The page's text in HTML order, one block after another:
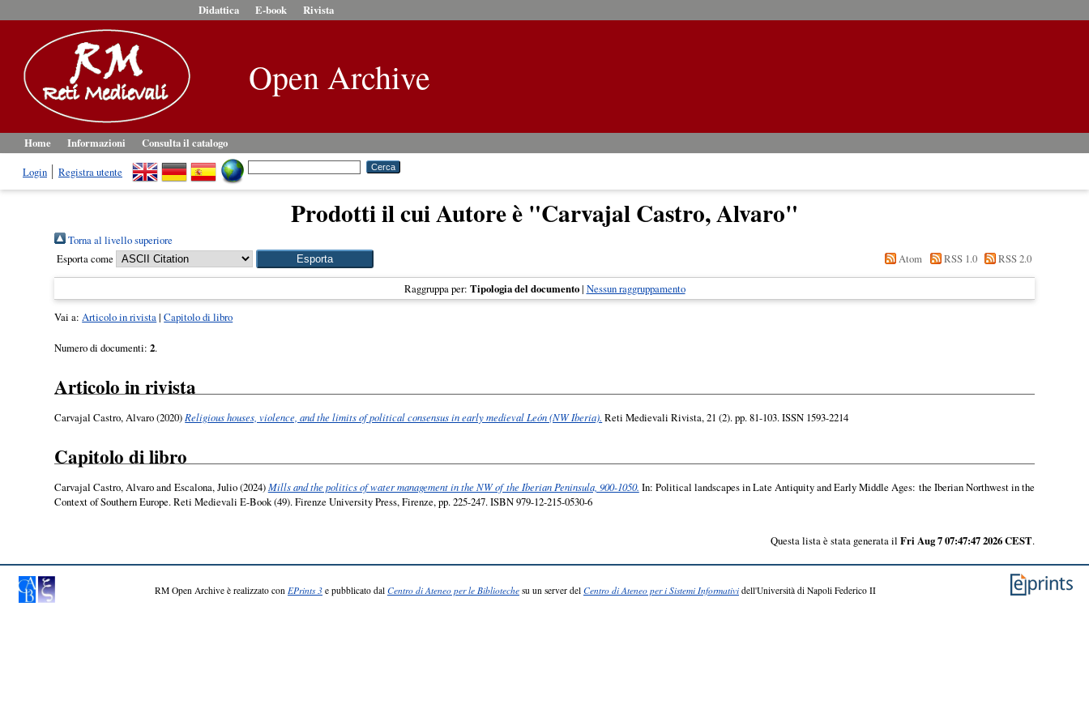
Didattica E-book Rivista
Open Archive
Home Informazioni
Consulta il catalogo
Login
Registra utente
Prodotti il cui Autore è "Carvajal Castro, Alvaro"
Torna al livello superiore
Esporta come
Atom RSS 1.0 RSS 2.0
Raggruppa per: Tipologia del documento| Nessun raggruppamento
Vai a:Articolo in rivista|Capitolo di libro
Numero di documenti:2.
Articolo in rivista
Carvajal Castro, Alvaro(2020)Religious houses, violence, and the limits of political consensus in early medieval León (NW Iberia). Reti Medievali Rivista, 21 (2). pp. 81-103. ISSN 1593-2214
Capitolo di libro
Carvajal Castro, Alvaroand Escalona, Julio(2024)Mills and the politics of water management in the NW of the Iberian Peninsula, 900-1050. In: Political landscapes in Late Antiquity and Early Middle Ages: the Iberian Northwest in the
Context of Southern Europe. Reti Medievali E-Book (49). Firenze University Press, Firenze, pp. 225-247. ISBN 979-12-215-0530-6
Questa lista è stata generata il Fri Aug 7 07:47:47 2026 CEST.
RM Open Archive è realizzato con EPrints 3 e pubblicato dal Centro di Ateneo per le Biblioteche su un server del Centro di Ateneo per i Sistemi Informativi dell'Università di Napoli Federico II